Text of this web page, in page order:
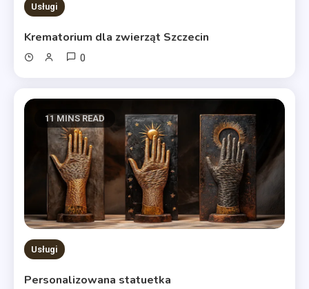
Usługi
Krematorium dla zwierząt Szczecin
0
11 MINS READ
Usługi
Personalizowana statuetka